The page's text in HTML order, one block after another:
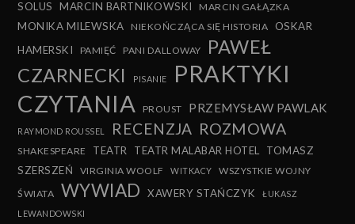
SOLUS
MARCIN BARTNIKOWSKI MARCIN GAŁĄZKA
MONIKA MILEWSKA NIEKOŃCZĄCA SIĘ HISTORIA OSKAR
HAMERSKI
PAMIĘĆ PANI DALLOWAY
PAWEŁ
CZARNECKI
PISANIE
PRAKTYKI
CZYTANIA
PROUST PRZEMYSŁAW PAWLAK
RAYMOND ROUSSEL RECENZJA ROZMOWA
SHAKESPEARE TEATR TEATR MALABAR HOTEL
TOMASZ
SZERSZEŃ
VIRGINIA WOOLF WITKACY
WSZYSTKIE WOJNY
ŚWIATA WYWIAD XAWERY STAŃCZYK
ŁUKASZ
LEWANDOWSKI